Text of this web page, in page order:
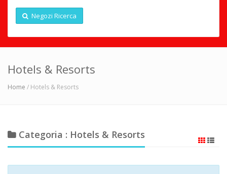
Negozi Ricerca
Hotels & Resorts
Home / Hotels & Resorts
Categoria : Hotels & Resorts